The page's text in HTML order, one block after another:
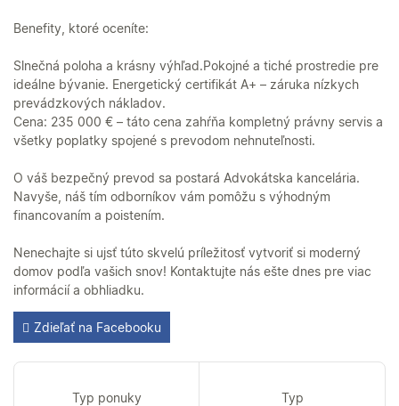
Benefity, ktoré oceníte:
Slnečná poloha a krásny výhľad.Pokojné a tiché prostredie pre
ideálne bývanie. Energetický certifikát A+ – záruka nízkych
prevádzkových nákladov.
Cena: 235 000 € – táto cena zahŕňa kompletný právny servis a
všetky poplatky spojené s prevodom nehnuteľnosti.
O váš bezpečný prevod sa postará Advokátska kancelária.
Navyše, náš tím odborníkov vám pomôžu s výhodným
financovaním a poistením.
Nenechajte si ujsť túto skvelú príležitosť vytvoriť si moderný
domov podľa vašich snov! Kontaktujte nás ešte dnes pre viac
informácií a obhliadku.
Zdieľať na Facebooku
Typ ponuky Typ